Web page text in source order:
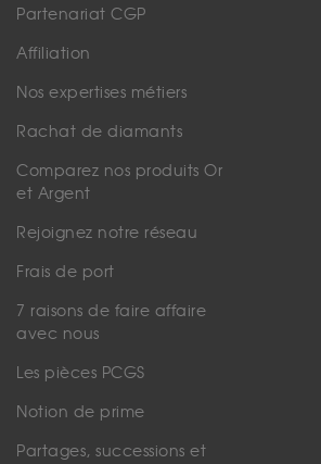
Partenariat CGP
Affiliation
Nos expertises métiers
Rachat de diamants
Comparez nos produits Or
et Argent
Rejoignez notre réseau
Frais de port
7 raisons de faire affaire
avec nous
Les pièces PCGS
Notion de prime
Partages, successions et